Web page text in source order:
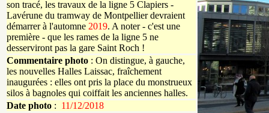
son tracé, les travaux de la ligne 5 Clapiers -
Lavérune du tramway de Montpellier devraient
démarrer à l'automne 2019. A noter - c'est une
première - que les rames de la ligne 5 ne
desserviront pas la gare Saint Roch !
Commentaire photo : On distingue, à gauche,
les nouvelles Halles Laissac, fraîchement
inaugurées : elles ont pris la place du monstrueux
silos à bagnoles qui coiffait les anciennes halles.
Date photo : 11/12/2018